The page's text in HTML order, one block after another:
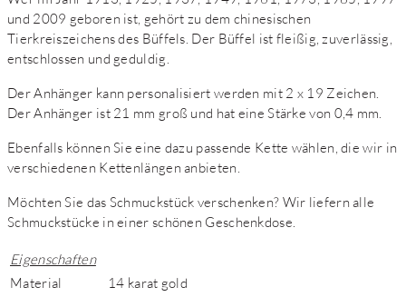
und 2009 geboren ist, gehört zu dem chinesischen
Tierkreiszeichens des Büffels. Der Büffel ist fleißig, zuverlässig,
entschlossen und geduldig.
Der Anhänger kann personalisiert werden mit 2 x 19 Zeichen.
Der Anhänger ist 21 mm groß und hat eine Stärke von 0,4 mm.
Ebenfalls können Sie eine dazu passende Kette wählen, die wir in
verschiedenen Kettenlängen anbieten.
Möchten Sie das Schmuckstück verschenken? Wir liefern alle
Schmuckstücke in einer schönen Geschenkdose.
Eigenschaften
Material
14 karat gold